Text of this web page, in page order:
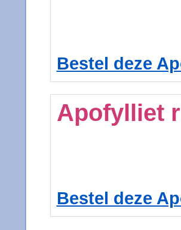
Bestel deze
Apofylliet
Bestel deze